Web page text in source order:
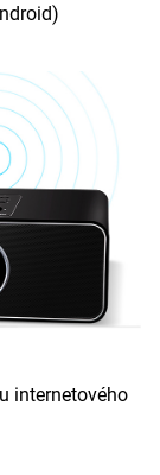
internetového